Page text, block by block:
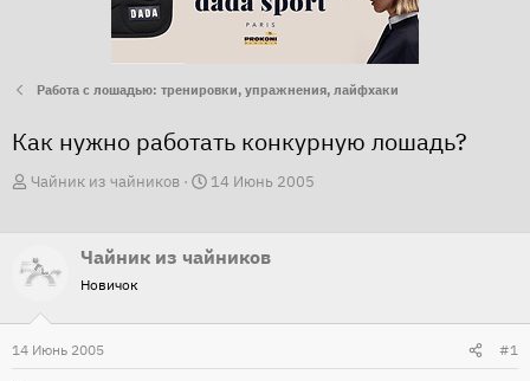
Работа с лошадью: тренировки, упражнения, лайфхаки
Как нужно работать конкурную лошадь?
А
о
т
е
Чайник из чайников
Д
а
а
14 Июнь 2005
Чайник из чайников
Новичок
14 Июнь 2005 #1